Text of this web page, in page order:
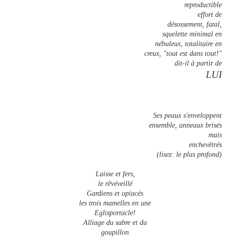
reproductible
effort de
désossement, fatal,
squelette minimal en
nébuleux, totalitaire en
creux, "tout est dans tout!"
dit-il à partir de
LUI
Ses peaux s'enveloppent
ensemble, anneaux brisés
mais
enchevêtrés
(lisez: le plus profond)
Laisse et fers,
le rêvéveillé
Gardiens et opiacés
les trois mamelles en une
Eglisportacle!
Alliage du sabre et du
goupillon